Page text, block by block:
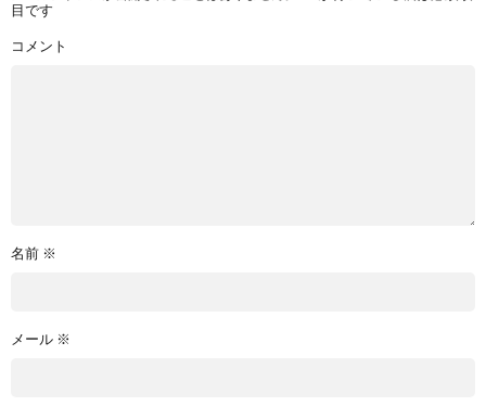
目です
コメント
名前 ※
メール ※